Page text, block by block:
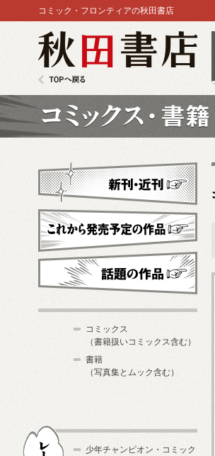
コミック・フロンティアの秋田書店
新刊・近刊
これから発売予定
コミックス
（書籍扱いコミックス含む）
書籍
（写真集とムック含む）
少年チャンピオン・コミック